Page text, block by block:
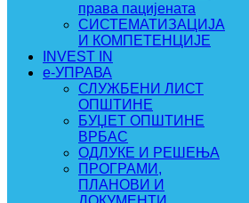
права пацијената
СИСТЕМАТИЗАЦИЈА
И КОМПЕТЕНЦИЈЕ
INVEST IN
e-УПРАВА
СЛУЖБЕНИ ЛИСТ
ОПШТИНЕ
БУЏЕТ ОПШТИНЕ
ВРБАС
ОДЛУКЕ И РЕШЕЊА
ПРОГРАМИ,
ПЛАНОВИ И